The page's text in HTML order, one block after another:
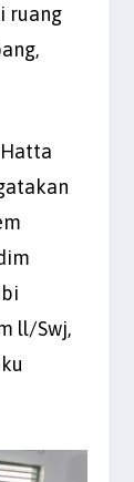
ruang
ll/Swj,